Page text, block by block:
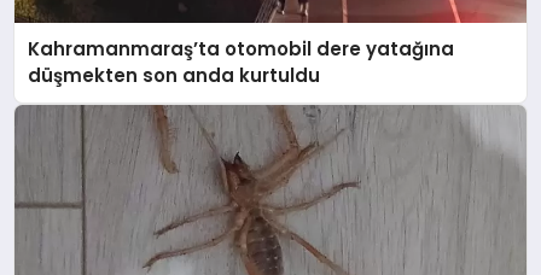
Kahramanmaraş’ta otomobil dere yatağına
düşmekten son anda kurtuldu